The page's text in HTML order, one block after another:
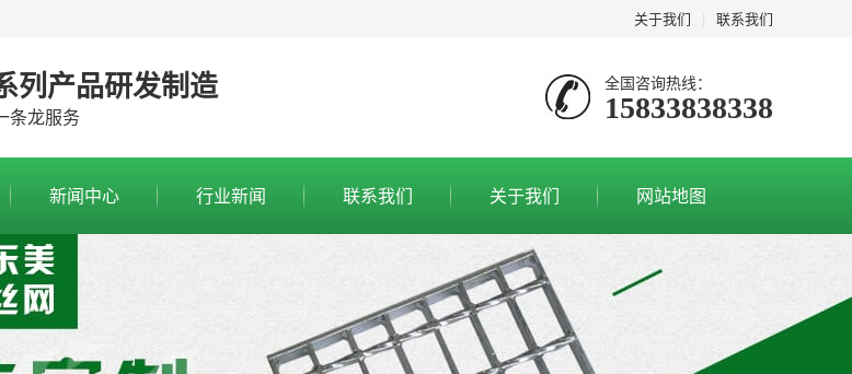
关于我们 联系我们
列产品研发制造
条龙服务
全国咨询热线：
15833838338
新闻中心 行业新闻 联系我们 关于我们 网站地图